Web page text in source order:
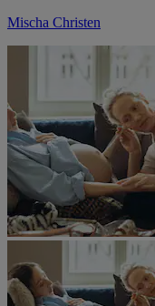
Mischa Christen